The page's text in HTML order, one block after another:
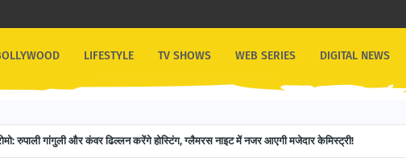
LIFESTYLE TV SHOWS WEB SERIES DIGITAL NEWS
रुपाली गांगुली और कंवर ढिल्लन करेंगे होस्टिंग, ग्लैमरस नाइट में नजर आएगी मजेदार केमिस्ट्री!